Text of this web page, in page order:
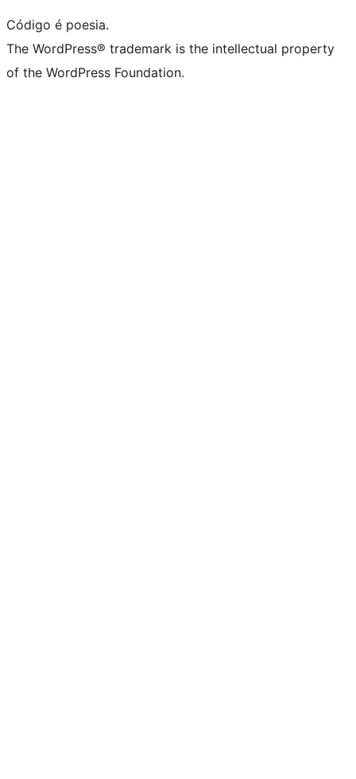
Código é poesia.
The WordPress® trademark is the intellectual property
of the WordPress Foundation.